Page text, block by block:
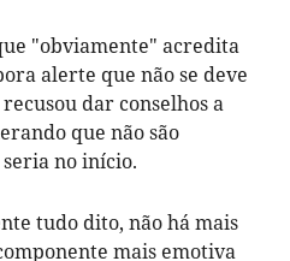
"obviamente" acredita
alerte que não se deve
dar conselhos a
que não são
seria no início.
tudo dito, não há mais
mais emotiva